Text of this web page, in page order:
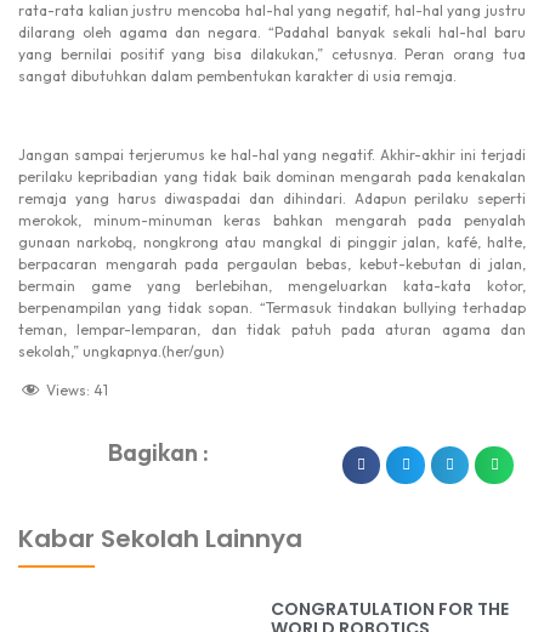
rata-rata kalian justru mencoba hal-hal yang negatif, hal-hal yang justru
dilarang oleh agama dan negara. “Padahal banyak sekali hal-hal baru
yang bernilai positif yang bisa dilakukan,” cetusnya. Peran orang tua
sangat dibutuhkan dalam pembentukan karakter di usia remaja.
Jangan sampai terjerumus ke hal-hal yang negatif. Akhir-akhir ini terjadi
perilaku kepribadian yang tidak baik dominan mengarah pada kenakalan
remaja yang harus diwaspadai dan dihindari. Adapun perilaku seperti
merokok, minum-minuman keras bahkan mengarah pada penyalah
gunaan narkobą, nongkrong atau mangkal di pinggir jalan, kafé, halte,
berpacaran mengarah pada pergaulan bebas, kebut-kebutan di jalan,
bermain game yang berlebihan, mengeluarkan kata-kata kotor,
berpenampilan yang tidak sopan. “Termasuk tindakan bullying terhadap
teman, lempar-lemparan, dan tidak patuh pada aturan agama dan
sekolah,” ungkapnya.(her/gun)
Views: 41
Bagikan :
Kabar Sekolah Lainnya
CONGRATULATION FOR THE